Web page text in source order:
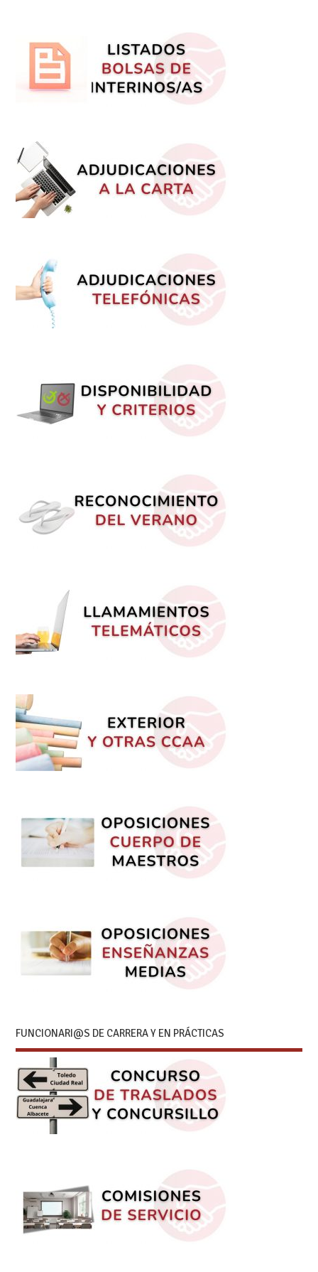
FUNCIONARI@S DE CARRERA Y EN PRÁCTICAS